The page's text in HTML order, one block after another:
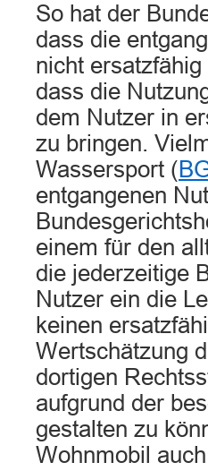
So hat der
dass die
nicht
dass die
dem Nutzer in
zu bringen.
Wassersport (
entgangenen
einem für den
die jederzeitige
Nutzer ein die
keinen
Wertschätzung
dortigen
aufgrund der
gestalten zu
Wohnmobil